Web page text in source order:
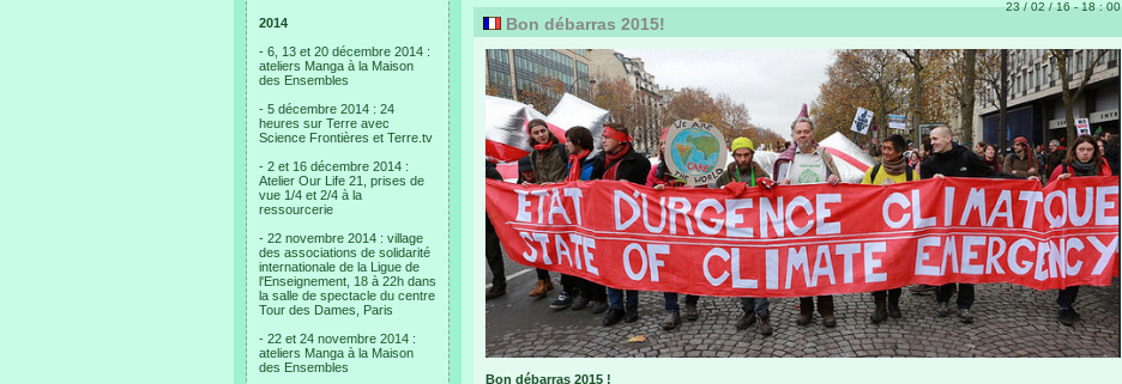
2014
- 6, 13 et 20 décembre 2014 :
ateliers Manga à la Maison
des Ensembles
- 5 décembre 2014 : 24
heures sur Terre avec
Science Frontières et Terre.tv
- 2 et 16 décembre 2014 :
Atelier Our Life 21, prises de
vue 1/4 et 2/4 à la
ressourcerie
- 22 novembre 2014 : village
des associations de solidarité
internationale de la Ligue de
l'Enseignement, 18 à 22h dans
la salle de spectacle du centre
Tour des Dames, Paris
- 22 et 24 novembre 2014 :
ateliers Manga à la Maison
des Ensembles
23 / 02 / 16 - 18 : 00
Bon débarras 2015!
Bon débarras 2015 !